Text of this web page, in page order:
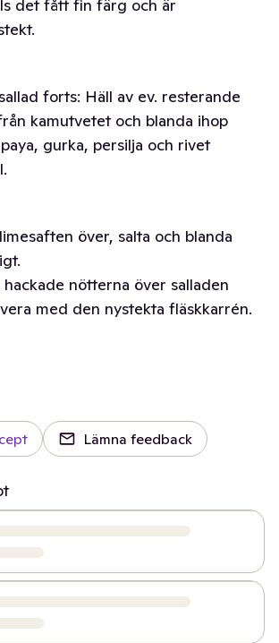
det fått fin färg och är
forts: Häll av ev. resterande
kamutvetet och blanda ihop
gurka, persilja och rivet
över, salta och blanda
nötterna över salladen
med den nystekta fläskkarrén.
Lämna feedback